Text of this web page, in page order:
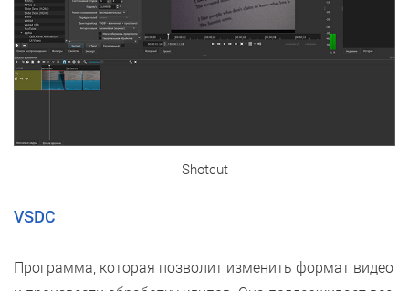
Shotcut
VSDC
Программа, которая позволит изменить формат видео